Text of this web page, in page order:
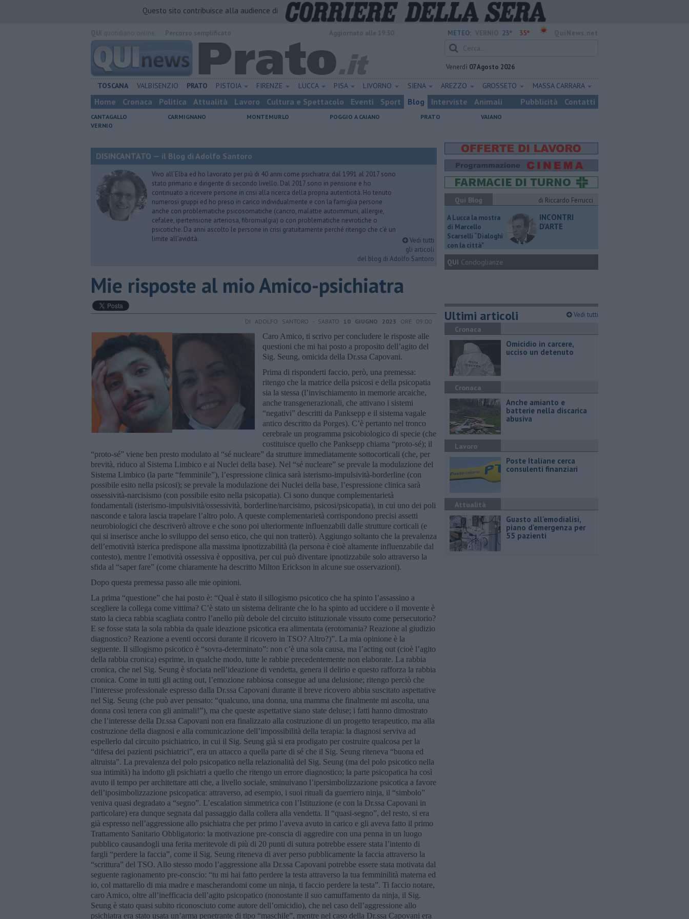
Questo sito contribuisce alla audience di
METEO: 23° 35°
Venerdì 07 Agosto 2026
TOSCANA VALBISENZIO PRATO PISTOIA FIRENZE LUCCA PISA LIVORNO SIENA AREZZO GROSSETO MASSA CARRARA
Home Cronaca Politica Attualità Lavoro Cultura e Spettacolo Eventi Sport Blog Interviste Animali Pubblicità Contatti
CANTAGALLO CARMIGNANO MONTEMURLO POGGIO A CAIANO PRATO
VAIANO
VERNIO
DISINCANTATO — il Blog di Adolfo Santoro
Vivo all’Elba ed ho lavorato per più di 40 anni come psichiatra; dal 1991 al 2017 sono
stato primario e dirigente di secondo livello. Dal 2017 sono in pensione e ho
continuato a ricevere persone in crisi alla ricerca della propria autenticità. Ho tenuto
numerosi gruppi ed ho preso in carico individualmente e con la famiglia persone
anche con problematiche psicosomatiche (cancro, malattie autoimmuni, allergie,
cefalee, ipertensione arteriosa, fibromialgia) o con problematiche nevrotiche o
psicotiche. Da anni ascolto le persone in crisi gratuitamente perché ritengo che c’è un
limite all’avidità.
Vedi tutti
gli articoli
del blog di Adolfo Santoro
​Mie risposte al mio Amico-psichiatra
DI ADOLFO SANTORO - SABATO 10 GIUGNO 2023 ORE 09:00
Caro Amico, ti scrivo per concludere le risposte alle
questioni che mi hai posto a proposito dell’agito del
Sig. Seung, omicida della Dr.ssa Capovani.
Prima di risponderti faccio, però, una premessa:
ritengo che la matrice della psicosi e della psicopatia
sia la stessa (l’invischiamento in memorie arcaiche,
anche transgenerazionali, che attivano i sistemi
“negativi” descritti da Panksepp e il sistema vagale
antico descritto da Porges). C’è pertanto nel tronco
cerebrale un programma psicobiologico di specie (che
costituisce quello che Panksepp chiama “proto-sé); il
“proto-sé” viene ben presto modulato al “sé nucleare” da strutture immediatamente sottocorticali (che, per
brevità, riduco al Sistema Limbico e ai Nuclei della base). Nel “sé nucleare” se prevale la modulazione del
Sistema Limbico (la parte “femminile”), l’espressione clinica sarà isterismo-impulsività-borderline (con
possibile esito nella psicosi); se prevale la modulazione dei Nuclei della base, l’espressione clinica sarà
ossessività-narcisismo (con possibile esito nella psicopatia). Ci sono dunque complementarietà
fondamentali (isterismo-impulsività/ossessività, borderline/narcisimo, psicosi/psicopatia), in cui uno dei poli
nasconde e talora lascia trapelare l’altro polo. A queste complementarietà corrispondono precisi assetti
neurobiologici che descriverò altrove e che sono poi ulteriormente influenzabili dalle strutture corticali (e
qui si inserisce anche lo sviluppo del senso etico, che qui non tratterò). Aggiungo soltanto che la prevalenza
dell’emotività isterica predispone alla massima ipnotizzabilità (la persona è cioè altamente influenzabile dal
contesto), mentre l’emotività ossessiva è oppositiva, per cui può diventare ipnotizzabile solo attraverso la
sfida al “saper fare” (come chiaramente ha descritto Milton Erickson in alcune sue osservazioni).
Dopo questa premessa passo alle mie opinioni.
La prima “questione” che hai posto è: “Qual è stato il sillogismo psicotico che ha spinto l’assassino a
scegliere la collega come vittima? C’è stato un sistema delirante che lo ha spinto ad uccidere o il movente è
stato la cieca rabbia scagliata contro l’anello più debole del circuito istituzionale vissuto come persecutorio?
E se fosse stata la sola rabbia da quale ideazione psicotica era alimentata (erotomania? Reazione al giudizio
diagnostico? Reazione a eventi occorsi durante il ricovero in TSO? Altro?)”. La mia opinione è la
seguente. Il sillogismo psicotico è “sovra-determinato”: non c’è una sola causa, ma l’acting out (cioè l’agito
della rabbia cronica) esprime, in qualche modo, tutte le rabbie precedentemente non elaborate. La rabbia
cronica, che nel Sig. Seung è sfociata nell’ideazione di vendetta, genera il delirio e questo rafforza la rabbia
cronica. Come in tutti gli acting out, l’emozione rabbiosa consegue ad una delusione; ritengo perciò che
l’interesse professionale espresso dalla Dr.ssa Capovani durante il breve ricovero abbia suscitato aspettative
nel Sig. Seung (che può aver pensato: “qualcuno, una donna, una mamma che finalmente mi ascolta, una
donna così tenera con gli animali!”), ma che queste aspettative siano state deluse; i fatti hanno dimostrato
che l’interesse della Dr.ssa Capovani non era finalizzato alla costruzione di un progetto terapeutico, ma alla
costruzione della diagnosi e alla comunicazione dell’impossibilità della terapia: la diagnosi serviva ad
espellerlo dal circuito psichiatrico, in cui il Sig. Seung già si era prodigato per costruire qualcosa per la
“difesa dei pazienti psichiatrici”, era un attacco a quella parte di sé che il Sig. Seung riteneva “buona ed
altruista”. La prevalenza del polo psicopatico nella relazionalità del Sig. Seung (ma del polo psicotico nella
sua intimità) ha indotto gli psichiatri a quello che ritengo un errore diagnostico; la parte psicopatica ha così
avuto il tempo per architettare atti che, a livello sociale, sminuivano l’ipersimbolizzazione psicotica a favore
dell’iposimbolizzazione psicopatica: attraverso, ad esempio, i suoi rituali da guerriero ninja, il “simbolo”
veniva quasi degradato a “segno”. L’escalation simmetrica con l’Istituzione (e con la Dr.ssa Capovani in
particolare) era dunque segnata dal passaggio dalla collera alla vendetta. Il “quasi-segno”, del resto, si era
già espresso nell’aggressione allo psichiatra che per primo l’aveva avuto in carico e gli aveva fatto il primo
Trattamento Sanitario Obbligatorio: la motivazione pre-conscia di aggredire con una penna in un luogo
pubblico causandogli una ferita meritevole di più di 20 punti di sutura potrebbe essere stata l’intento di
fargli “perdere la faccia”, come il Sig. Seung riteneva di aver perso pubblicamente la faccia attraverso la
“scrittura” del TSO. Allo stesso modo l’aggressione alla Dr.ssa Capovani potrebbe essere stata motivata dal
seguente ragionamento pre-conscio: “tu mi hai fatto perdere la testa attraverso la tua femminilità materna ed
io, col mattarello di mia madre e mascherandomi come un ninja, ti faccio perdere la testa”. Ti faccio notare,
caro Amico, oltre all’inefficacia dell’agito psicopatico (nonostante il suo camuffamento da ninja, il Sig.
Seung è stato quasi subito riconosciuto come autore dell’omicidio), che nel caso dell’aggressione allo
psichiatra era stato usata un’arma penetrante di tipo “maschile”, mentre nel caso della Dr.ssa Capovani era
Qui Blog
di Riccardo Ferrucci
A Lucca la mostra
di Marcello
Scarselli “Dialoghi
con la città"
INCONTRI
D'ARTE
QUI Condoglianze
Ultimi articoli Vedi tutti
Cronaca
Omicidio in carcere,
ucciso un detenuto
Cronaca
Anche amianto e
batterie nella discarica
abusiva
Lavoro
Poste Italiane cerca
consulenti finanziari
Attualità
Guasto all'emodialisi,
piano d'emergenza per
55 pazienti